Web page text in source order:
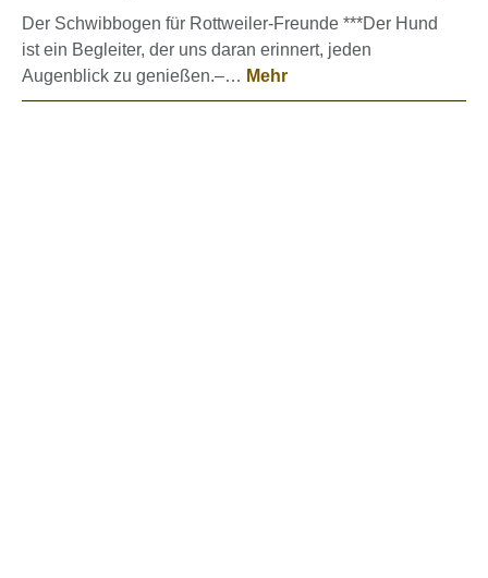
Der Schwibbogen für Rottweiler-Freunde ***Der Hund
ist ein Begleiter, der uns daran erinnert, jeden
Augenblick zu genießen.–… Mehr